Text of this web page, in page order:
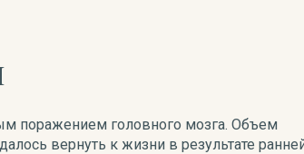
поражением головного мозга. Объем
вернуть к жизни в результате